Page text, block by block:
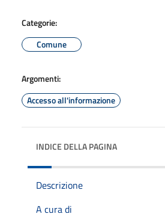
Categorie:
Comune
Argomenti:
Accesso all'informazione
INDICE DELLA PAGINA
Descrizione
A cura di